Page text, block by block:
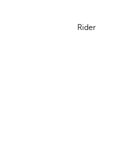
Rider